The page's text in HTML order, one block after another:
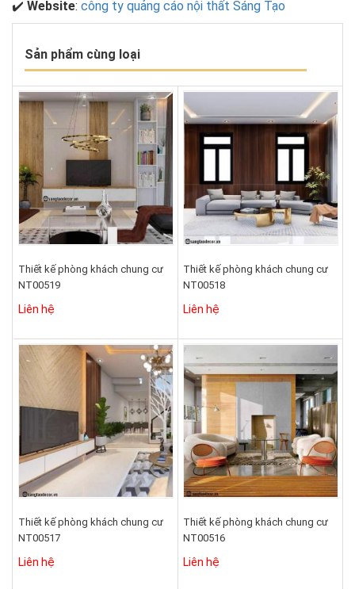
✔️ Website: công ty quảng cáo nội thất Sáng Tạo
Sản phẩm cùng loại
Thiết kế phòng khách chung cư
NT00519
Liên hệ
Thiết kế phòng khách chung cư
NT00518
Liên hệ
Thiết kế phòng khách chung cư
NT00517
Liên hệ
Thiết kế phòng khách chung cư
NT00516
Liên hệ